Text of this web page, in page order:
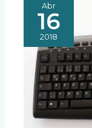
Abr
16
2018